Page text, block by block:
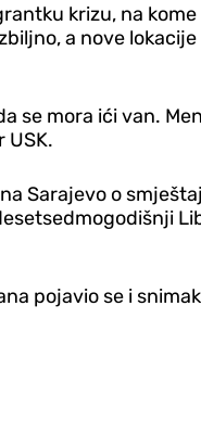
krizu, na
a nove
se mora ići van.
USK.
Sarajevo o
pojavio se i